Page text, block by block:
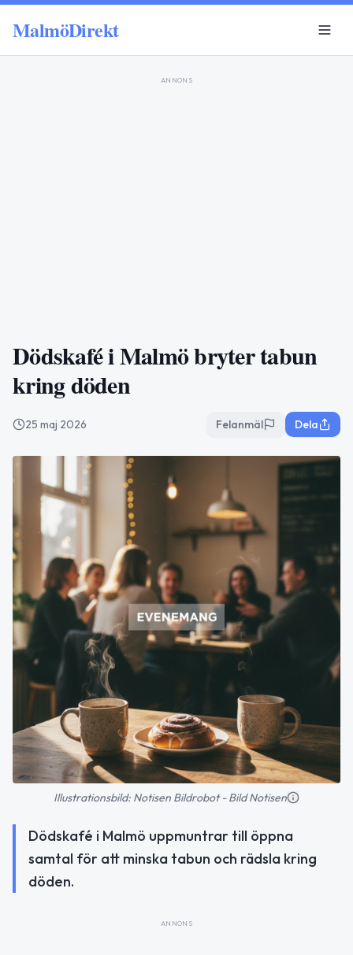
MalmöDirekt
ANNONS
Dödskafé i Malmö bryter tabun
kring döden
25 maj 2026 Felanmäl Dela
Illustrationsbild: Notisen Bildrobot - Bild Notisen
Dödskafé i Malmö uppmuntrar till öppna
samtal för att minska tabun och rädsla kring
döden.
ANNONS